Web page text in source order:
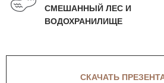
СМЕШАННЫЙ ЛЕС И
ВОДОХРАНИЛИЩЕ
СКАЧАТЬ